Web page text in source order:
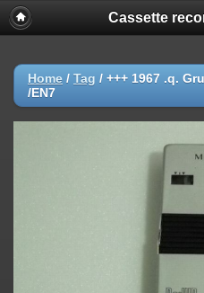
Cassette
Home / Tag / +++ 1967 .q.
/EN7